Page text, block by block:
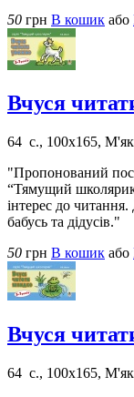
50 грн В кошик або
Вчуся
64 с., 100х165,
"Пропонований
“Тямущий
інтерес до
бабусь та дідусів."
50 грн В кошик або
Вчуся
64 с., 100х165,